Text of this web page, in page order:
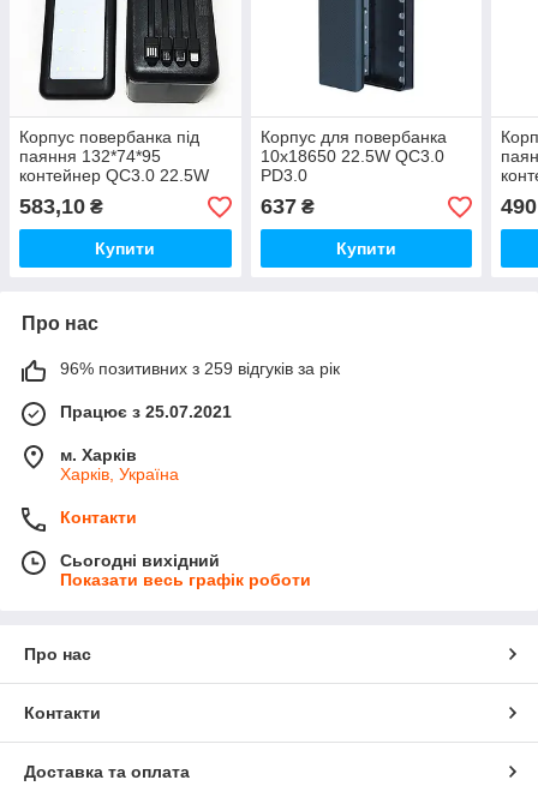
Корпус повербанка під
паяння 132*74*95
контейнер QC3.0 22.5W
583,10 ₴
Купити
Корпус для повербанка
10х18650 22.5W QC3.0
PD3.0
637₴
Купити
490
Про нас
96% позитивних з 259 відгуків за рік
Працює з 25.07.2021
м. Харків
Харків, Україна
Контакти
Сьогодні вихідний
Показати весь графік роботи
Про нас
Контакти
Доставка та оплата